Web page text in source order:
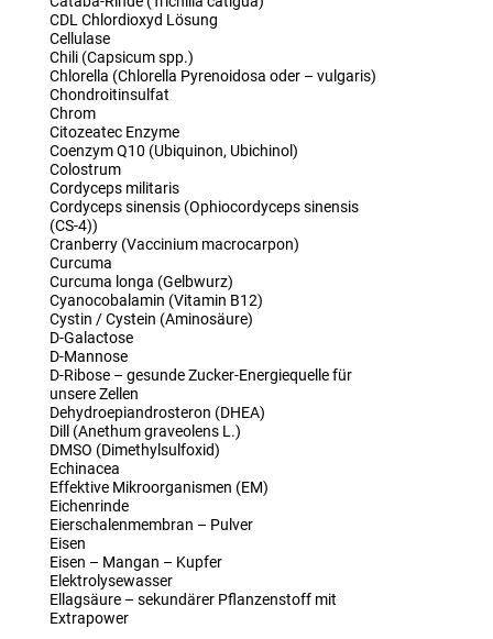
CDL Chlordioxyd Lösung
Cellulase
Chili (Capsicum spp.)
Chlorella (Chlorella Pyrenoidosa oder – vulgaris)
Chondroitinsulfat
Chrom
Citozeatec Enzyme
Coenzym Q10 (Ubiquinon, Ubichinol)
Colostrum
Cordyceps militaris
Cordyceps sinensis (Ophiocordyceps sinensis
(CS-4))
Cranberry (Vaccinium macrocarpon)
Curcuma
Curcuma longa (Gelbwurz)
Cyanocobalamin (Vitamin B12)
Cystin / Cystein (Aminosäure)
D-Galactose
D-Mannose
D-Ribose – gesunde Zucker-Energiequelle für
unsere Zellen
Dehydroepiandrosteron (DHEA)
Dill (Anethum graveolens L.)
DMSO (Dimethylsulfoxid)
Echinacea
Effektive Mikroorganismen (EM)
Eichenrinde
Eierschalenmembran – Pulver
Eisen
Eisen – Mangan – Kupfer
Elektrolysewasser
Ellagsäure – sekundärer Pflanzenstoff mit
Extrapower